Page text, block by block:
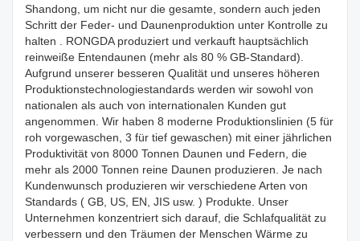
Shandong, um nicht nur die gesamte, sondern auch jeden
Schritt der Feder- und Daunenproduktion unter Kontrolle zu
halten . RONGDA produziert und verkauft hauptsächlich
reinweiße Entendaunen (mehr als 80 % GB-Standard).
Aufgrund unserer besseren Qualität und unseres höheren
Produktionstechnologiestandards werden wir sowohl von
nationalen als auch von internationalen Kunden gut
angenommen. Wir haben 8 moderne Produktionslinien (5 für
roh vorgewaschen, 3 für tief gewaschen) mit einer jährlichen
Produktivität von 8000 Tonnen Daunen und Federn, die
mehr als 2000 Tonnen reine Daunen produzieren. Je nach
Kundenwunsch produzieren wir verschiedene Arten von
Standards ( GB, US, EN, JIS usw. ) Produkte. Unser
Unternehmen konzentriert sich darauf, die Schlafqualität zu
verbessern und den Träumen der Menschen Wärme zu